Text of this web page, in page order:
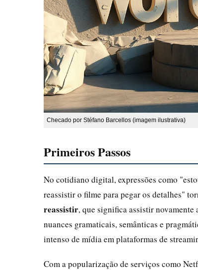
Checado por Stéfano Barcellos (imagem ilustrativa)
Primeiros Passos
No cotidiano digital, expressões como
reassistir o filme para pegar os detalhes"
reassistir, que significa assistir novamente
nuances gramaticais, semânticas e
intenso de mídia em plataformas de
Com a popularização de serviços como